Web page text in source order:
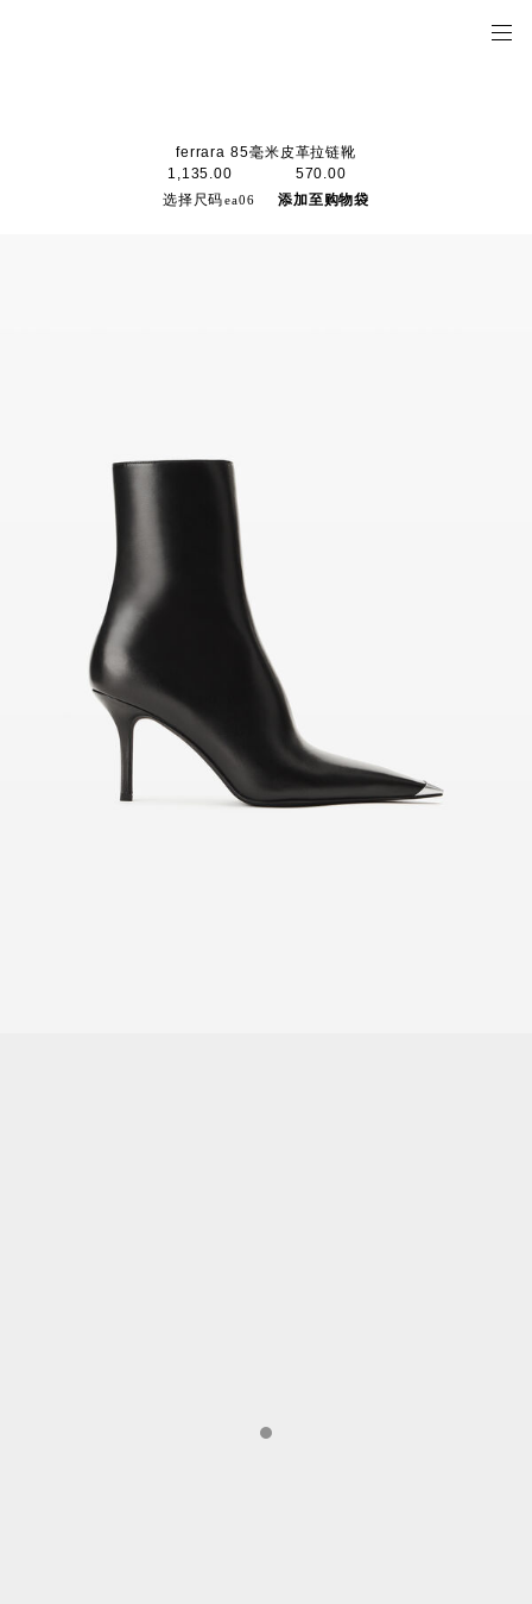
ferrara 85毫米皮革拉链靴
1,135.00
570.00
选择尺码
添加至购物袋